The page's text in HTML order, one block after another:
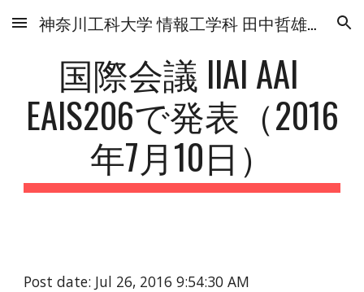
Skip to main content Skip to navigation
神奈川工科大学 情報工学科 田中哲雄研究室
国際会議 IIAI AAI
EAIS206で発表（2016
年7月10日）
Post date: Jul 26, 2016 9:54:30 AM